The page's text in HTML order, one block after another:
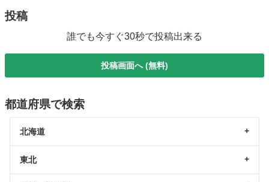
投稿
誰でも今すぐ30秒で投稿出来る
投稿画面へ (無料)
都道府県で検索
北海道
東北